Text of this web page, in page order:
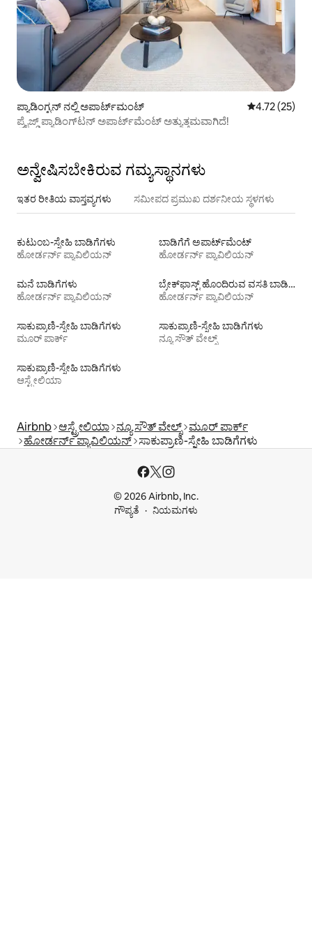
ಪ್ಯಾಡಿಂಗ್ಟನ್ ನಲ್ಲಿ ಅಪಾರ್ಟ್‌ಮಂಟ್ 5 ರಲ್ಲಿ 4.72
4.72 (25)
ಪ್ರೈಜ್ಡ್ ಪ್ಯಾಡಿಂಗ್‌ಟನ್ ಅಪಾರ್ಟ್‌ಮೆಂಟ್ ಅತ್ಯುತ್ತಮವಾಗಿದೆ!
ಅನ್ವೇಷಿಸಬೇಕಿರುವ ಗಮ್ಯಸ್ಥಾನಗಳು
ಇತರ ರೀತಿಯ ವಾಸ್ತವ್ಯಗಳು ಸಮೀಪದ ಪ್ರಮುಖ ದರ್ಶನೀಯ ಸ್ಥಳಗಳು
ಕುಟುಂಬ-ಸ್ನೇಹಿ ಬಾಡಿಗೆಗಳು
ಹೋರ್ಡರ್ನ್ ಪ್ಯಾವಿಲಿಯನ್
ಬಾಡಿಗೆಗೆ ಅಪಾರ್ಟ್‌ಮೆಂಟ್‌
ಹೋರ್ಡರ್ನ್ ಪ್ಯಾವಿಲಿಯನ್
ಮನೆ ಬಾಡಿಗೆಗಳು
ಹೋರ್ಡರ್ನ್ ಪ್ಯಾವಿಲಿಯನ್
ಬ್ರೇಕ್‍‍ಫಾಸ್ಟ್ ಹೊಂದಿರುವ ವಸತಿ ಬಾಡಿಗೆಗಳು
ಹೋರ್ಡರ್ನ್ ಪ್ಯಾವಿಲಿಯನ್
ಸಾಕುಪ್ರಾಣಿ-ಸ್ನೇಹಿ ಬಾಡಿಗೆಗಳು
ಮೂರ್ ಪಾರ್ಕ್
ಸಾಕುಪ್ರಾಣಿ-ಸ್ನೇಹಿ ಬಾಡಿಗೆಗಳು
ನ್ಯೂ ಸೌತ್ ವೇಲ್ಸ್
ಸಾಕುಪ್ರಾಣಿ-ಸ್ನೇಹಿ ಬಾಡಿಗೆಗಳು
ಆಸ್ಟ್ರೇಲಿಯಾ
Airbnb ಆಸ್ಟ್ರೇಲಿಯಾ ನ್ಯೂ ಸೌತ್ ವೇಲ್ಸ್ ಮೂರ್ ಪಾರ್ಕ್
ಹೋರ್ಡರ್ನ್ ಪ್ಯಾವಿಲಿಯನ್ ಸಾಕುಪ್ರಾಣಿ-ಸ್ನೇಹಿ ಬಾಡಿಗೆಗಳು
© 2026 Airbnb, Inc.
ಗೌಪ್ಯತೆ
ನಿಯಮಗಳು